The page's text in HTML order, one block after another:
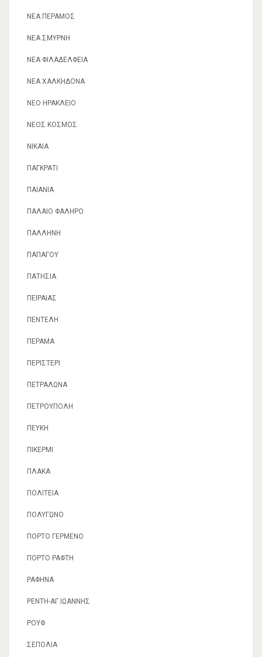
ΝΈΑ ΠΈΡΑΜΟΣ
ΝΈΑ ΣΜΎΡΝΗ
ΝΈΑ ΦΙΛΑΔΈΛΦΕΙΑ
ΝΈΑ ΧΑΛΚΗΔΌΝΑ
ΝΈΟ ΗΡΆΚΛΕΙΟ
ΝΈΟΣ ΚΌΣΜΟΣ
ΝΊΚΑΙΑ
ΠΑΓΚΡΆΤΙ
ΠΑΙΑΝΊΑ
ΠΑΛΑΙΌ ΦΆΛΗΡΟ
ΠΑΛΛΉΝΗ
ΠΑΠΆΓΟΥ
ΠΑΤΉΣΙΑ
ΠΕΙΡΑΙΆΣ
ΠΕΝΤΈΛΗ
ΠΈΡΑΜΑ
ΠΕΡΙΣΤΈΡΙ
ΠΕΤΡΆΛΩΝΑ
ΠΕΤΡΟΎΠΟΛΗ
ΠΕΎΚΗ
ΠΙΚΈΡΜΙ
ΠΛΆΚΑ
ΠΟΛΙΤΕΊΑ
ΠΟΛΎΓΩΝΟ
ΠΌΡΤΟ ΓΕΡΜΕΝΌ
ΠΌΡΤΟ ΡΆΦΤΗ
ΡΑΦΉΝΑ
ΡΈΝΤΗ-ΑΓ.ΙΩΆΝΝΗΣ
ΡΟΥΦ
ΣΕΠΌΛΙΑ